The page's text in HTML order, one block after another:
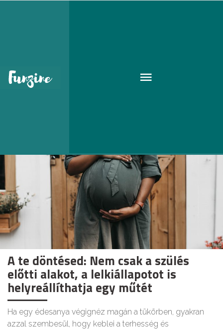
Intézet
A te döntésed: Nem csak a szülés
előtti alakot, a lelkiállapotot is
helyreállíthatja egy műtét
Ha egy édesanya végignéz magán a tükörben, gyakran
azzal szembesül, hogy keblei a terhesség és